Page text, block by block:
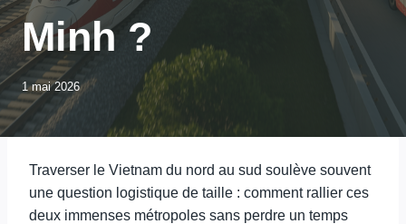
Minh ?
1 mai 2026
Traverser le Vietnam du nord au sud soulève souvent
une question logistique de taille : comment rallier ces
deux immenses métropoles sans perdre un temps